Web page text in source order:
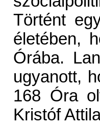
Történt
életében,
Órába.
ugyanott,
168 Óra
Kristóf